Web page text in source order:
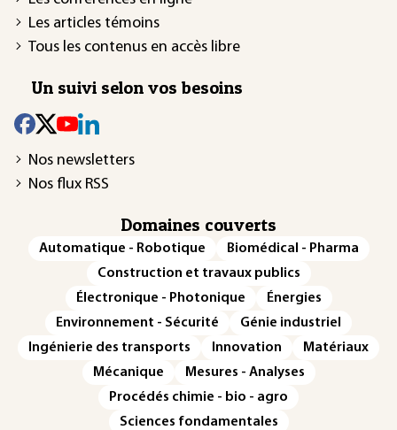
Les articles témoins
Tous les contenus en accès libre
Un suivi selon vos besoins
Nos newsletters
Nos flux RSS
Domaines couverts
Automatique - Robotique
Biomédical - Pharma
Construction et travaux publics
Électronique - Photonique
Énergies
Environnement - Sécurité
Génie industriel
Ingénierie des transports
Innovation
Matériaux
Mécanique
Mesures - Analyses
Procédés chimie - bio - agro
Sciences fondamentales